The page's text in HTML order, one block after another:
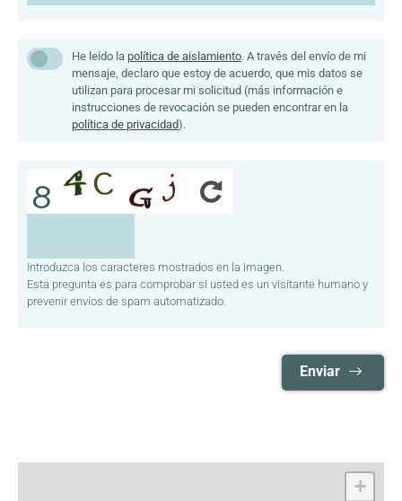
Datenschutz
He leído la política de aislamiento. A través del envío de mi
mensaje, declaro que estoy de acuerdo, que mis datos se
utilizan para procesar mi solicitud (más información e
instrucciones de revocación se pueden encontrar en la
política de privacidad).
Introduzca los caracteres mostrados en la imagen.
Esta pregunta es para comprobar si usted es un visitante humano y
prevenir envíos de spam automatizado.
Enviar
+